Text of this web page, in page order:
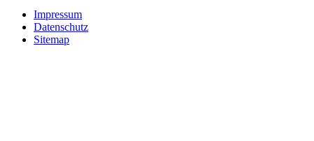
Impressum
Datenschutz
Sitemap